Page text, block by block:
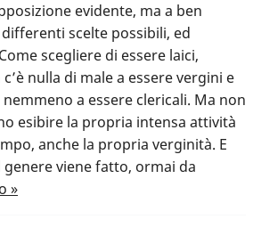
evidente, ma a ben
scelte possibili, ed
scegliere di essere laici,
nulla di male a essere vergini e
a essere clericali. Ma non
esibire la propria intensa attività
anche la propria verginità. E
viene fatto, ormai da
»